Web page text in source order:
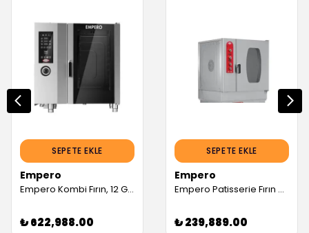
SEPETE EKLE
Empero
Empero Kombi Fırın, 12 GN 1/1, Elektrikli (Servis Garantili)
₺ 622,988.00
SEPETE EKLE
Empero
Empero Patisserie Fırın 8 Tepsili Gazlı Ce Belgeli (Servis Garantili)
₺ 239,889.00